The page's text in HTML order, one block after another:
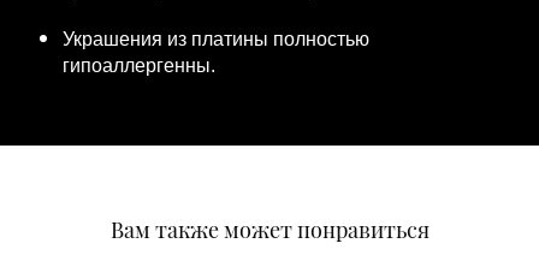
Украшения из платины полностью
гипоаллергенны.
Вам также может понравиться